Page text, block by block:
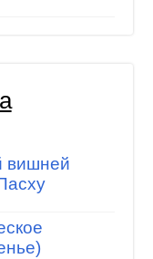
вишней